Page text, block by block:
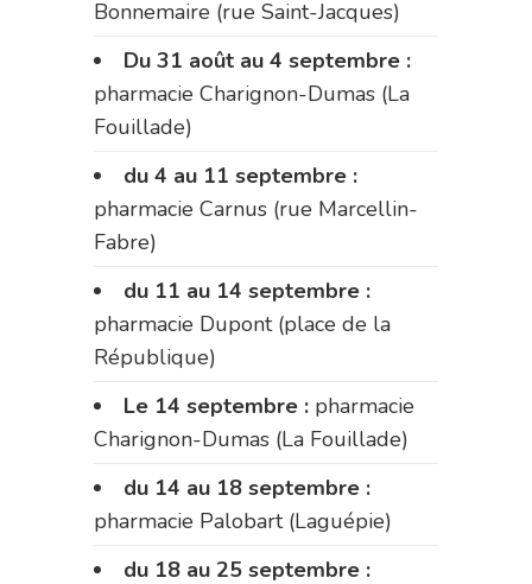
Bonnemaire (rue Saint-Jacques)
Du 31 août au 4 septembre :
pharmacie Charignon-Dumas (La
Fouillade)
du 4 au 11 septembre :
pharmacie Carnus (rue Marcellin-
Fabre)
du 11 au 14 septembre :
pharmacie Dupont (place de la
République)
Le 14 septembre : pharmacie
Charignon-Dumas (La Fouillade)
du 14 au 18 septembre :
pharmacie Palobart (Laguépie)
du 18 au 25 septembre :